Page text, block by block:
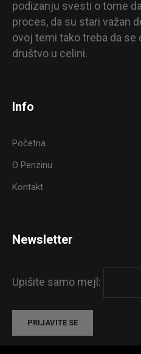
podizanju svesti o tome
proces, da su stari važan
ovoj temi tako treba da se
društvo u celini.
Info
Početna
O Penzinu
Kontakt
Newsletter
Upišite samo mejl: